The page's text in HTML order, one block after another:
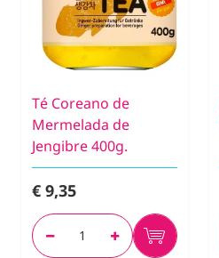
Té Coreano de
Mermelada de
Jengibre 400g.
€ 9,35